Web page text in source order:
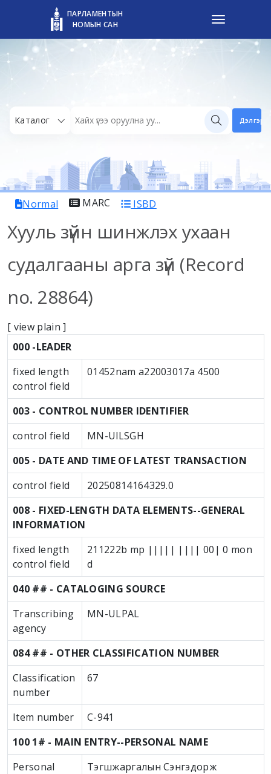
ПАРЛАМЕНТЫН
НОМЫН САН
Каталог
Normal MARC ISBD
Хууль зүйн шинжлэх ухаан
судалгааны арга зүй (Record
no. 28864)
[ view plain ]
MARC details
000 -LEADER
fixed length
control field
01452nam a22003017a 4500
003 - CONTROL NUMBER IDENTIFIER
control field
MN-UlLSGH
005 - DATE AND TIME OF LATEST TRANSACTION
control field
20250814164329.0
008 - FIXED-LENGTH DATA ELEMENTS--GENERAL
INFORMATION
fixed length
control field
211222b mp ||||| |||| 00| 0 mon
d
040 ## - CATALOGING SOURCE
Transcribing
agency
MN-ULPAL
084 ## - OTHER CLASSIFICATION NUMBER
Classification
number
67
Item number
С-941
100 1# - MAIN ENTRY--PERSONAL NAME
Personal
Тэгшжаргалын Сэнгэдорж